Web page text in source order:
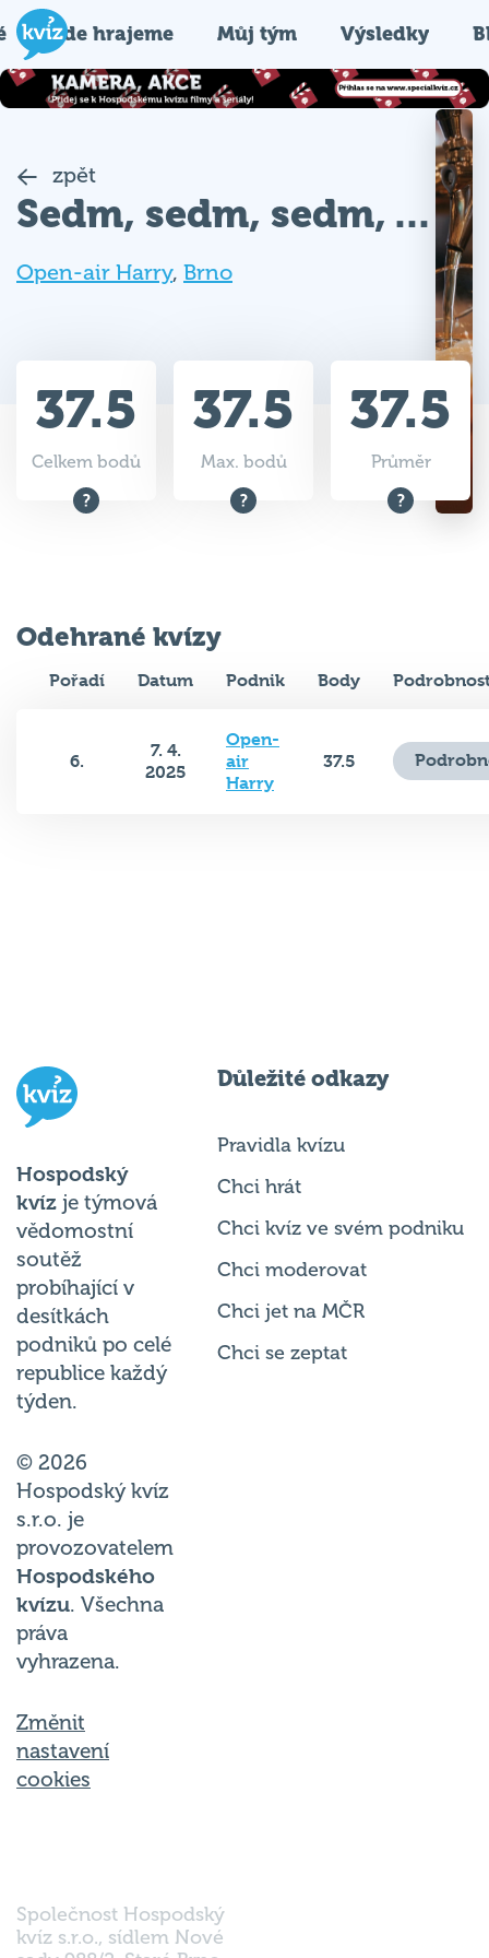
Kde hrajeme Můj tým Výsledky
zpět
Sedm, sedm, sedm, ...
Open-air Harry, Brno
37.5
Celkem bodů
37.5
Max. bodů
37.5
Průměr
Odehrané kvízy
Pořadí Datum Podnik Body
6.
7. 4.
2025
Open-
air
Harry
37.5
Hospodský
kvíz je týmová
vědomostní
soutěž
probíhající v
desítkách
podniků po celé
republice každý
týden.
© 2026
Hospodský kvíz
s.r.o. je
provozovatelem
Hospodského
kvízu. Všechna
práva
vyhrazena.
Změnit
nastavení
cookies
Důležité odkazy
Pravidla kvízu
Chci hrát
Chci kvíz ve svém podniku
Chci moderovat
Chci jet na MČR
Chci se zeptat
Společnost Hospodský
kvíz s.r.o., sídlem Nové